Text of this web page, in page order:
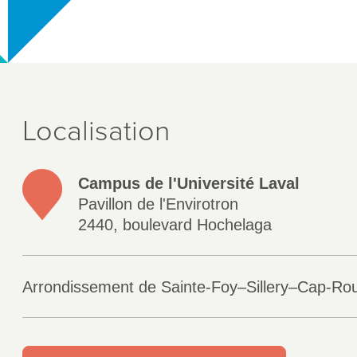
Localisation
Campus de l'Université Laval
Pavillon de l'Envirotron
2440, boulevard Hochelaga
Arrondissement de Sainte-Foy–Sillery–Cap-